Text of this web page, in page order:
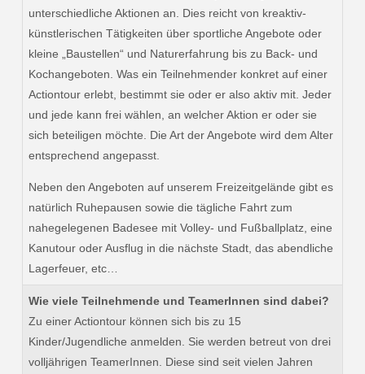
unterschiedliche Aktionen an. Dies reicht von kreaktiv-
künstlerischen Tätigkeiten über sportliche Angebote oder
kleine „Baustellen“ und Naturerfahrung bis zu Back- und
Kochangeboten. Was ein Teilnehmender konkret auf einer
Actiontour erlebt, bestimmt sie oder er also aktiv mit. Jeder
und jede kann frei wählen, an welcher Aktion er oder sie
sich beteiligen möchte. Die Art der Angebote wird dem Alter
entsprechend angepasst.
Neben den Angeboten auf unserem Freizeitgelände gibt es
natürlich Ruhepausen sowie die tägliche Fahrt zum
nahegelegenen Badesee mit Volley- und Fußballplatz, eine
Kanutour oder Ausflug in die nächste Stadt, das abendliche
Lagerfeuer, etc…
Wie viele Teilnehmende und TeamerInnen sind dabei?
Zu einer Actiontour können sich bis zu 15
Kinder/Jugendliche anmelden. Sie werden betreut von drei
volljährigen TeamerInnen. Diese sind seit vielen Jahren